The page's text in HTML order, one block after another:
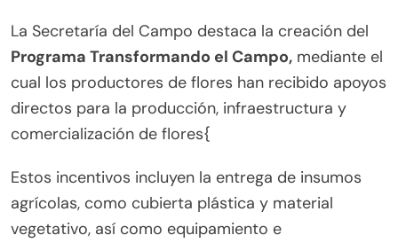
La Secretaría del Campo destaca la creación del
Programa Transformando el Campo, mediante el
cual los productores de flores han recibido apoyos
directos para la producción, infraestructura y
comercialización de flores{
Estos incentivos incluyen la entrega de insumos
agrícolas, como cubierta plástica y material
vegetativo, así como equipamiento e